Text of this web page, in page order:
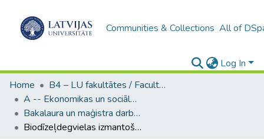
Communities & Collections All of
Log In
Home
B4 – LU fakultātes / Faculties of the UL
A -- Ekonomikas un sociālo zinātņu fakultāte / Faculty of Economics and Social Sciences
Bakalaura un maģistra darbi (ESZF) / Bachelor's and Master's theses
Biodīzeļdegvielas izmantošana Eiropas Savienībā: Latvijas un Vācijas gadījums